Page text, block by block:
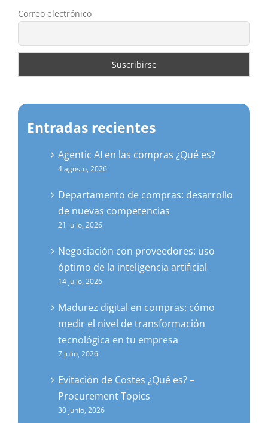
Correo electrónico
Entradas recientes
Agentic AI en las compras ¿Qué es?
4 agosto, 2026
Departamento de compras: desarrollo
de nuevas competencias
21 julio, 2026
Negociación con proveedores: uso
óptimo de la inteligencia artificial
14 julio, 2026
Madurez digital en compras: cómo
medir el nivel de transformación
tecnológica en tu empresa
7 julio, 2026
Evitación de Costes ¿Qué es? –
Procurement Topics
30 junio, 2026